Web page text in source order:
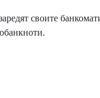
своите